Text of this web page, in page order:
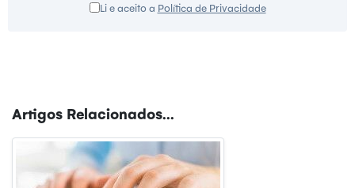
Li e aceito a Política de Privacidade
Artigos Relacionados...